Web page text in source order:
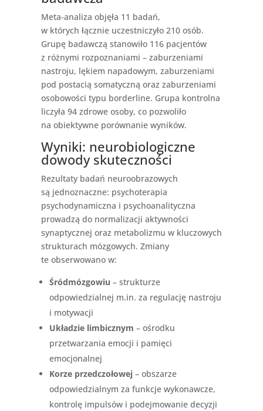
Meta-analiza objęła 11 badań,
w których łącznie uczestniczyło 210 osób.
Grupę badawczą stanowiło 116 pacjentów
z różnymi rozpoznaniami – zaburzeniami
nastroju, lękiem napadowym, zaburzeniami
pod postacią somatyczną oraz zaburzeniami
osobowości typu borderline. Grupa kontrolna
liczyła 94 zdrowe osoby, co pozwoliło
na obiektywne porównanie wyników.
Wyniki: neurobiologiczne
dowody skuteczności
Rezultaty badań neuroobrazowych
są jednoznaczne: psychoterapia
psychodynamiczna i psychoanalityczna
prowadzą do normalizacji aktywności
synaptycznej oraz metabolizmu w kluczowych
strukturach mózgowych. Zmiany
te obserwowano w:
Śródmózgowiu – strukturze
odpowiedzialnej m.in. za regulację nastroju
i motywacji
Układzie limbicznym – ośrodku
przetwarzania emocji i pamięci
emocjonalnej
Korze przedczołowej– obszarze
odpowiedzialnym za funkcje wykonawcze,
kontrolę impulsów i podejmowanie decyzji